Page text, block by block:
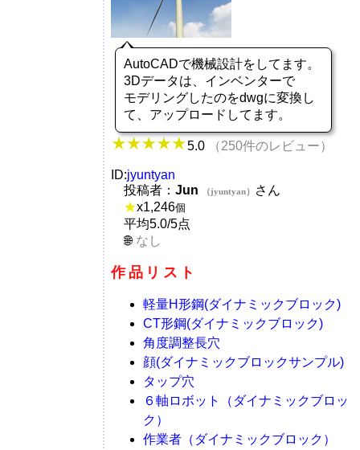
AutoCADで機械設計をしてます。
3Dデータは、インベンターで
モデリングしたのをdwgに変換し
て、アップロードしてます。
5.0 （250件のレビュー）
ID:jyuntyan
投稿者： Jun （jyuntyan）
さん
★x1,246個
平均5.0/5点
なし
作品リスト
軽量H形鋼(ダイナミックブロック)
CT形鋼(ダイナミックブロック)
角度調整長穴
顔(ダイナミックブロックサンプル)
タップ穴
６軸ロボット（ダイナミックブロッ
ク）
作業者（ダイナミックブロック）